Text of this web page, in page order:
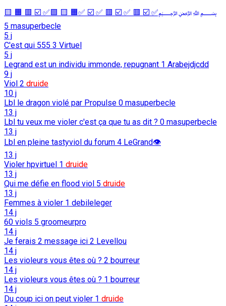
﷽✅ ☑️ 🟥 ✅ ☑️ 🟥 ✅ ☑️ ✅🟧 🟨 🟩✅ ☑️ 🟥 🟧 🟨
masuperbecle
5 j
C'est qui 555 3 Virtuel
5 j
Legrand est un individu immonde, repugnant 1 Arabejdjcdd
9 j
Viol 2 druide
10 j
Lbl le dragon violé par Propulse 0 masuperbecle
13 j
Lbl tu veux me violer c'est ça que tu as dit ? 0 masuperbecle
13 j
Lbl en pleine tastyviol du forum 4 LeGrand👁️
13 j
Violer hpvirtuel 1 druide
13 j
Qui me défie en flood viol 5 druide
13 j
Femmes à violer 1 debileleger
14 j
60 viols 5 groomeurpro
14 j
Je ferais 2 message ici 2 Levellou
14 j
Les violeurs vous êtes où ? 2 bourreur
14 j
Les violeurs vous êtes où ? 1 bourreur
14 j
Du coup ici on peut violer 1 druide